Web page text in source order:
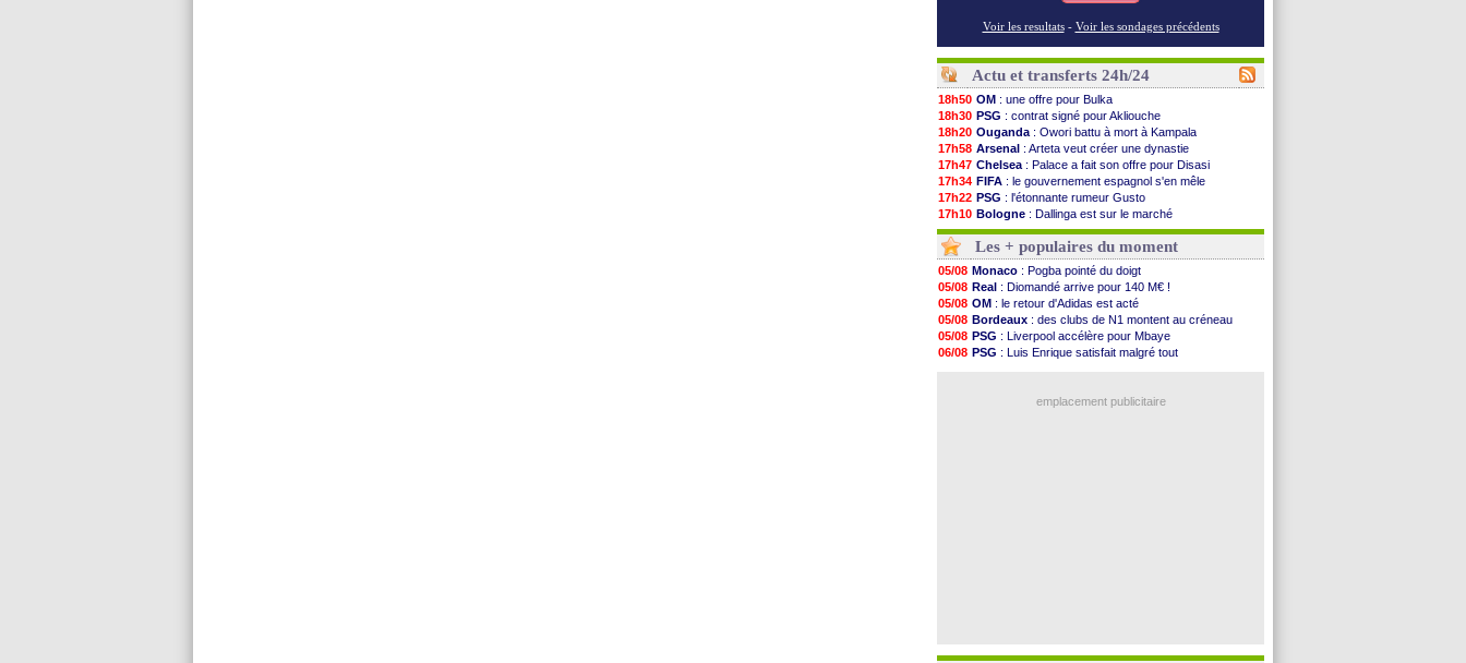
Voir les resultats - Voir les sondages précédents
Actu et transferts 24h/24
18h50 OM : une offre pour Bulka
18h30 PSG : contrat signé pour Akliouche
18h20 Ouganda : Owori battu à mort à Kampala
17h58 Arsenal : Arteta veut créer une dynastie
17h47 Chelsea : Palace a fait son offre pour Disasi
17h34 FIFA : le gouvernement espagnol s'en mêle
17h22 PSG : l'étonnante rumeur Gusto
17h10 Bologne : Dallinga est sur le marché
16h59 OM: accord trouvé avec Man City pour Rulli
16h53
OM: Medina vers Leverkusen pour 25 M€
16h45 Uruguay: Forlan nommé sélectionneur (officiel)
16h34
Séville : Juanlu signe à Bournemouth (officiel)
16h21
PSG : Ndjantou heureux d'avoir rejoué
16h04
Real: Diomandé pour 140 M€ ! (officiel)
15h50
Man City : Rodri préfère le Barça au Real !
15h40
Rennes : Aït Boudlal veut rejoindre Fulham
15h18
Aston Villa: Liverpool cible aussi Konsa
Trabzonspor: Salah a signé ! (officiel)
Les + populaires du moment
05/08 Monaco : Pogba pointé du doigt
05/08 Real : Diomandé arrive pour 140 M€ !
05/08 OM : le retour d'Adidas est acté
05/08 Bordeaux : des clubs de N1 montent au créneau
05/08 PSG : Liverpool accélère pour Mbaye
06/08 PSG : Luis Enrique satisfait malgré tout
emplacement publicitaire